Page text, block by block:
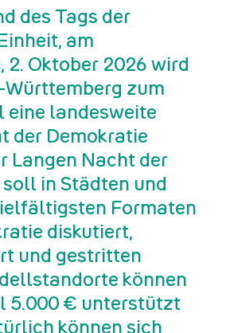
des Tags der
am
2. Oktober 2026 wird
Württemberg zum
eine landesweite
der Demokratie
Langen Nacht der
in Städten und
Formaten
diskutiert,
und gestritten
können
5.000 € unterstützt
können sich